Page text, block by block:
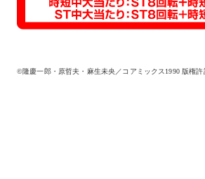
©隆慶一郎・原哲夫・麻生未央／コアミックス1990 版権許